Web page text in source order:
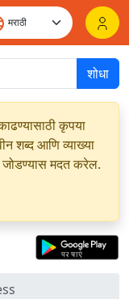
शोधा
कृपया
शब्द आणि व्याख्या
जोडण्यास मदत करेल.